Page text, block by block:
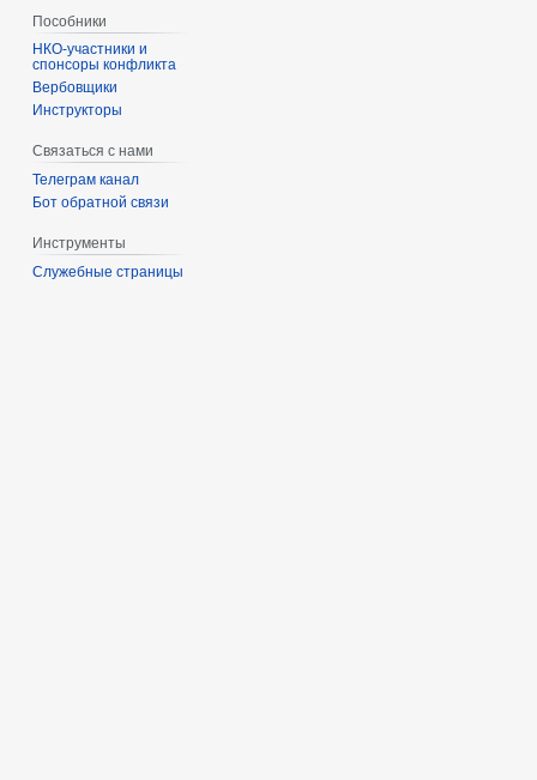
Пособники
спонсоры конфликта
‏‎Вербовщики
Инструкторы
Связаться с нами
Телеграм канал
Бот обратной связи
Инструменты
Служебные страницы